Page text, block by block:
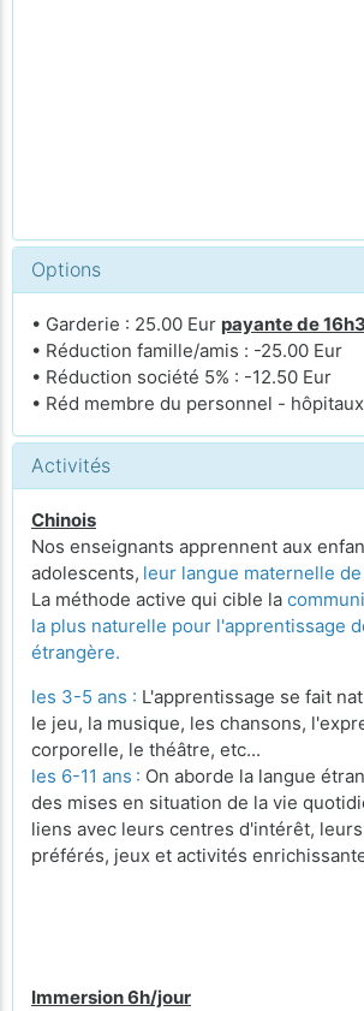
Options
• Garderie : 25.00 Eur payante de
• Réduction famille/amis : -25.00 Eur
• Réduction société 5% : -12.50 Eur
• Réd membre du personnel -
Activités
Chinois
Nos enseignants apprennent aux
adolescents, leur langue maternelle
La méthode active qui cible la
la plus naturelle pour l'apprentissage
étrangère.
les 3-5 ans : L'apprentissage se fait
le jeu, la musique, les chansons,
corporelle, le théâtre, etc...
les 6-11 ans : On aborde la langue
des mises en situation de la vie
liens avec leurs centres d'intérêt,
préférés, jeux et activités
Immersion 6h/jour